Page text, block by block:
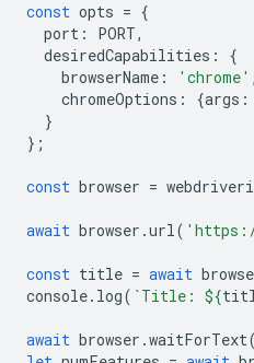
const opts = {
port : PORT,
desiredCapabilities :
{
browserName : 'chrome' ,
chromeOptions : {args :
}
};
const browser =
await browser .url(
const title = await
console. log( `Title: ${
await browser .waitForText(